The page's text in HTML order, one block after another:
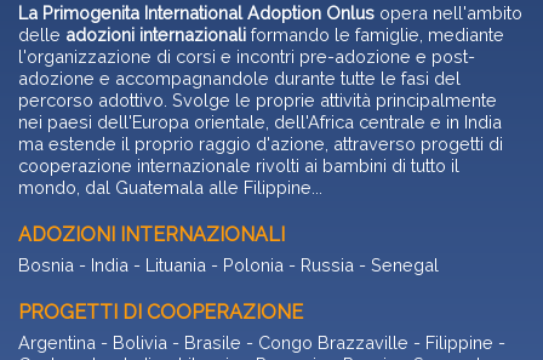
La Primogenita International Adoption Onlus opera nell'ambito
delle adozioni internazionali formando le famiglie, mediante
l'organizzazione di corsi e incontri pre-adozione e post-
adozione e accompagnandole durante tutte le fasi del
percorso adottivo. Svolge le proprie attività principalmente
nei paesi dell'Europa orientale, dell'Africa centrale e in India
ma estende il proprio raggio d'azione, attraverso progetti di
cooperazione internazionale rivolti ai bambini di tutto il
mondo, dal Guatemala alle Filippine...
ADOZIONI INTERNAZIONALI
Bosnia - India - Lituania - Polonia - Russia - Senegal
PROGETTI DI COOPERAZIONE
Argentina - Bolivia - Brasile - Congo Brazzaville - Filippine -